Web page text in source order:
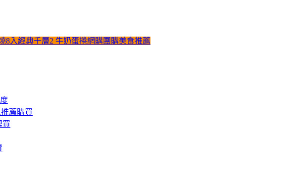
8入經典千層2 牛奶蛋捲網購團購美食推薦
薦購買
買